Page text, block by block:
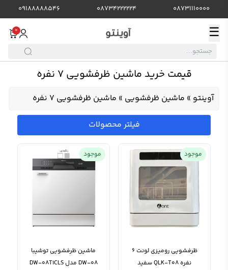
08731110000
08734222224
09188888546
☰
0
قیمت خرید ماشین ظرفشویی 7 نفره
آوینتو » ماشین ظرفشویی » ماشین ظرفشویی 7 نفره
فیلتر محصولات
موجود
ظرفشویی رومیزی لونت 6
نفره QLK-T08 سفید
موجود
ماشین ظرفشویی توشیبا
DW-08 مدل DW-08T1CLS